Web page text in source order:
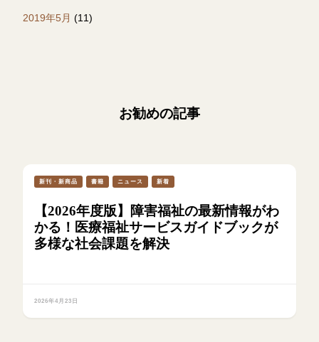
2019年5月 (11)
お勧めの記事
新刊・新商品 書籍 ニュース 新着
【2026年度版】障害福祉の最新情報がわ
かる！医療福祉サービスガイドブックが
多様な社会課題を解決
2026年4月23日